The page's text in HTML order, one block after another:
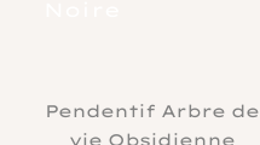
Pendentif Arbre de
vie Obsidienne